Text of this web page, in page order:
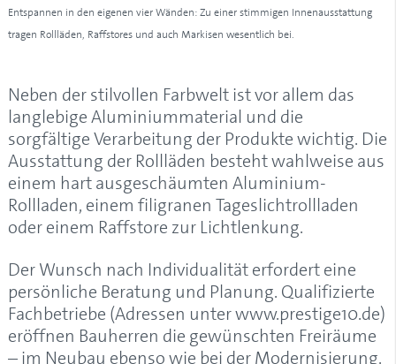
Entspannen in den eigenen vier Wänden: Zu einer stimmigen Innenausstattung
tragen Rollläden, Raffstores und auch Markisen wesentlich bei.
Neben der stilvollen Farbwelt ist vor allem das
langlebige Aluminiummaterial und die
sorgfältige Verarbeitung der Produkte wichtig. Die
Ausstattung der Rollläden besteht wahlweise aus
einem hart ausgeschäumten Aluminium-
Rollladen, einem filigranen Tageslichtrollladen
oder einem Raffstore zur Lichtlenkung.
Der Wunsch nach Individualität erfordert eine
persönliche Beratung und Planung. Qualifizierte
Fachbetriebe (Adressen unter www.prestige10.de)
eröffnen Bauherren die gewünschten Freiräume
– im Neubau ebenso wie bei der Modernisierung.